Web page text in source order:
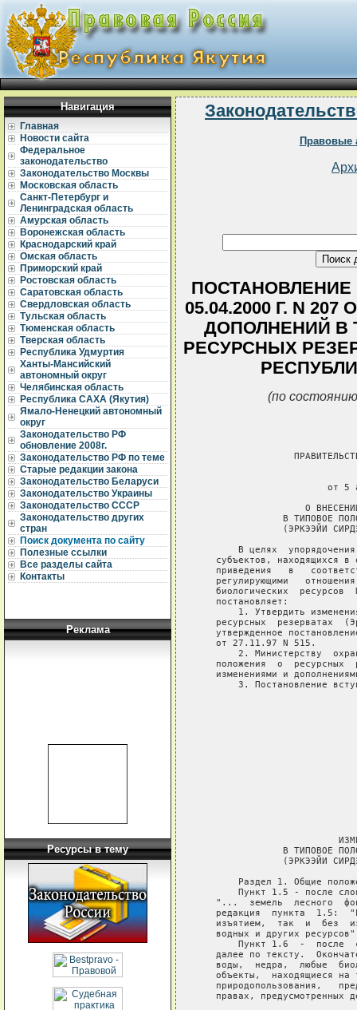
Навигация
Главная
Новости сайта
Федеральное
законодательство
Законодательство Москвы
Московская область
Санкт-Петербург и
Ленинградская область
Амурская область
Воронежская область
Краснодарский край
Омская область
Приморский край
Ростовская область
Саратовская область
Свердловская область
Тульская область
Тюменская область
Тверская область
Республика Удмуртия
Ханты-Мансийский
автономный округ
Челябинская область
Республика САХА (Якутия)
Ямало-Ненецкий автономный
округ
Законодательство РФ
обновление 2008г.
Законодательство РФ по теме
Старые редакции закона
Законодательство Беларуси
Законодательство Украины
Законодательство СССР
Законодательство других
стран
Поиск документа по сайту
Полезные ссылки
Все разделы сайта
Контакты
Реклама
Ресурсы в тему
Правовые
ПОСТАНОВЛЕНИЕ
05.04.2000 Г. N
ДОПОЛНЕНИЙ В
РЕСУРСНЫХ
(по
от 5
О
В ТИПОВОЕ
(ЭРКЭЭЙИ
В целях
субъектов, находящихся в
приведения   в
регулирующими
биологических  ресурсов
   постановляет:
1. Утвердить
ресурсных  резерватах
утвержденное
   от 27.11.97 N 515.
2. Министерству
положения  о  ресурсных
изменениями и
3. Постановление
В ТИПОВОЕ
(ЭРКЭЭЙИ
Раздел 1. Общие
Пункт 1.5 - после
"...  земель  лесного
редакция  пункта  1.5:
изъятием,  так  и  без
водных и других
Пункт 1.6  -  после
далее по тексту.
воды,  недра,  любые
объекты,  находящиеся на
природопользования,
правах, предусмотренных